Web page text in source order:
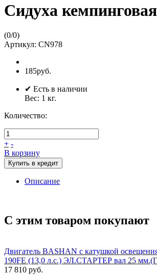
Сидуха кемпинговая
(0/0)
Артикул: CN978
185руб.
✔ Есть в наличии
Вес: 1 кг.
Количество:
+ -
В корзину
Купить в кредит
Описание
С этим товаром покупают
Двигатель BASHAN с катушкой
190FE (13,0 л.с.) ЭЛ.СТАРТЕР вал 25
17 810 руб.